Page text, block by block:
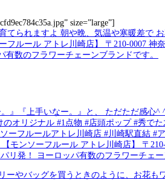
size=”large”]
』『上手いなー。』と、 ただただ感心
リジナル #1点物 #店頭ポップ #秀で
フルールアトレ川崎店 #川崎駅直結 #
フルール アトレ川崎店】 〒210-
ヨーロッパ有数のフラワーチェー
ッグを買うときのように、お花もワ